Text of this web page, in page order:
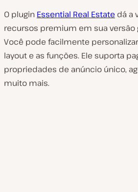
O plugin Essential Real Estate dá a
recursos premium em sua versão
Você pode facilmente
layout e as funções. Ele suporta
propriedades de anúncio único,
muito mais.